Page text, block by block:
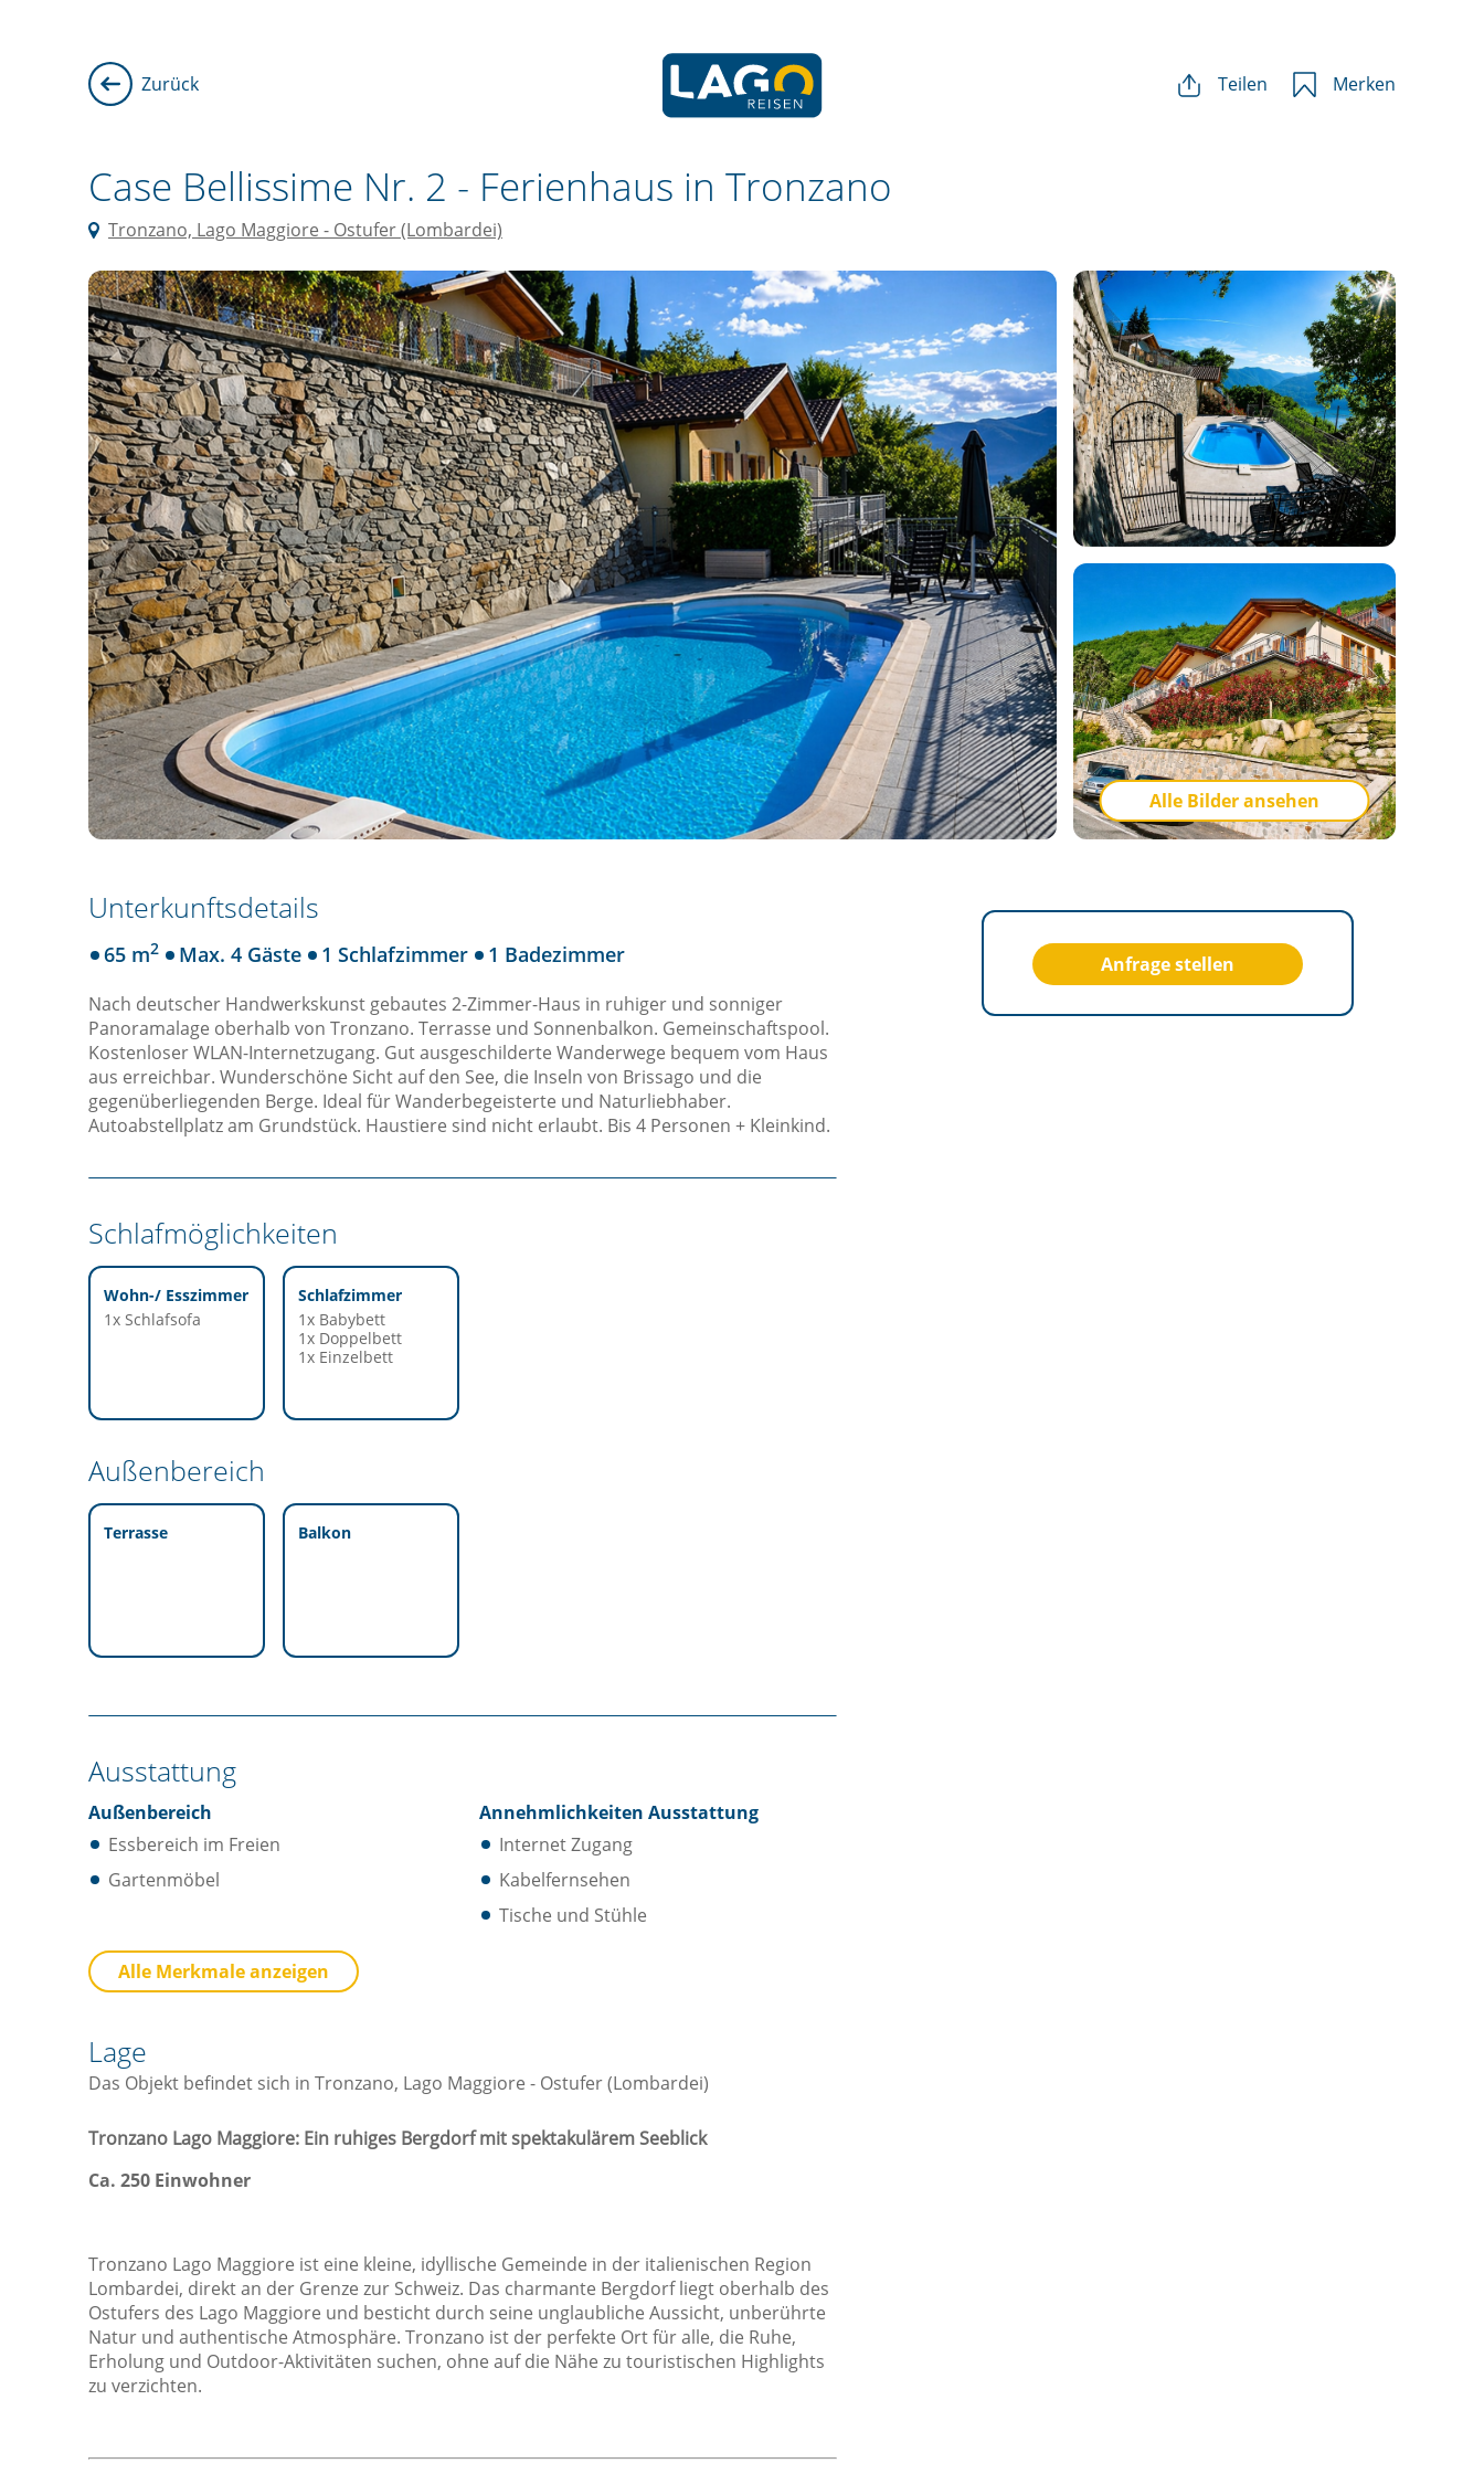
Zurück Teilen Merken
Case Bellissime Nr. 2 - Ferienhaus in Tronzano
Tronzano, Lago Maggiore - Ostufer (Lombardei)
Alle Bilder ansehen
Unterkunftsdetails
65 m2 Max. 4 Gäste 1 Schlafzimmer 1 Badezimmer
Nach deutscher Handwerkskunst gebautes 2-Zimmer-Haus in ruhiger und sonniger
Panoramalage oberhalb von Tronzano. Terrasse und Sonnenbalkon. Gemeinschaftspool.
Kostenloser WLAN-Internetzugang. Gut ausgeschilderte Wanderwege bequem vom Haus
aus erreichbar. Wunderschöne Sicht auf den See, die Inseln von Brissago und die
gegenüberliegenden Berge. Ideal für Wanderbegeisterte und Naturliebhaber.
Autoabstellplatz am Grundstück. Haustiere sind nicht erlaubt. Bis 4 Personen + Kleinkind.
Schlafmöglichkeiten
Wohn-/ Esszimmer
1x Schlafsofa
Schlafzimmer
1x Babybett
1x Doppelbett
1x Einzelbett
Außenbereich
Terrasse Balkon
Ausstattung
Außenbereich
Essbereich im Freien
Gartenmöbel
Annehmlichkeiten Ausstattung
Internet Zugang
Kabelfernsehen
Tische und Stühle
Küche
Besteck / Utensilien
Kaffee- / Teekocher
Kochnische / Küchenzeile
Küchenwaren
Kühlschrank
Sicht
Aussicht
Blick auf die Berge
Pool mit Aussicht
Lage
Dorflage
Sonstiges
Alle Merkmale anzeigen
Lage
Das Objekt befindet sich in Tronzano, Lago Maggiore - Ostufer (Lombardei)
Tronzano Lago Maggiore: Ein ruhiges Bergdorf mit spektakulärem Seeblick
Ca. 250 Einwohner
Tronzano Lago Maggiore ist eine kleine, idyllische Gemeinde in der italienischen Region
Lombardei, direkt an der Grenze zur Schweiz. Das charmante Bergdorf liegt oberhalb des
Ostufers des Lago Maggiore und besticht durch seine unglaubliche Aussicht, unberührte
Natur und authentische Atmosphäre. Tronzano ist der perfekte Ort für alle, die Ruhe,
Erholung und Outdoor-Aktivitäten suchen, ohne auf die Nähe zu touristischen Highlights
zu verzichten.
Anfrage stellen